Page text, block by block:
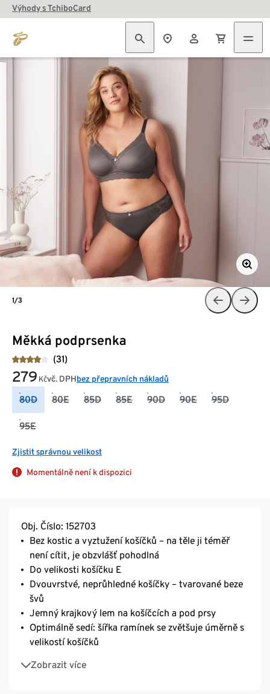
Výhody s TchiboCard
Měkká podprsenka
(31)
279 Kčvč. DPHbez přepravních nákladů
80D 80E 85D 85E 90D 90E 95D
95E
Zjistit správnou velikost
Momentálně není k dispozici
1/3
Obj. Číslo: 152703
Bez kostic a vyztužení košíčků – na těle ji téměř
není cítit, je obzvlášť pohodlná
Do velikosti košíčku E
Dvouvrstvé, neprůhledné košíčky – tvarované beze
švů
Jemný krajkový lem na košíčcích a pod prsy
Optimálně sedí: šířka ramínek se zvětšuje úměrně s
velikostí košíčků
Zobrazit více
Spodní prádlo s posuvnými ramínky